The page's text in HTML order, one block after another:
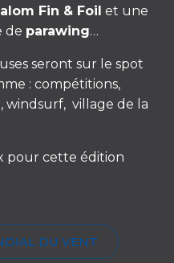
Fin & Foil et une
de parawing…
seront sur le spot
: compétitions,
windsurf, village de la
pour cette édition
DU VENT